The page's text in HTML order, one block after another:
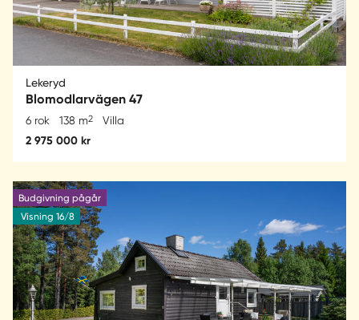
Lekeryd
Blomodlarvägen 47
6 rok 138 m2 Villa
2 975 000 kr
Budgivning pågår
Visning 16/8